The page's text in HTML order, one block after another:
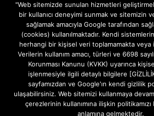
Gizlilik ve Çerezler (Cookies) Politikası
Hakkımızda
İletişim Kanalları
MODEM KURULUM
TEKNİK DESTEK
TELEVİZYON SİSTEMLERİ
"Web sitemizde sunulan hizmetleri
bir kullanıcı deneyimi sunmak ve sitemizin
sağlamak amacıyla Google tarafından
(cookies) kullanılmaktadır. Kendi
herhangi bir kişisel veri toplamamakta veya
Verilerin kullanım amacı, türleri ve 6698
Korunması Kanunu (KVKK) uyarınca
işlenmesiyle ilgili detaylı bilgilere
sayfamızdan ve Google'ın kendi gizlilik
ulaşabilirsiniz. Web sitemizi kullanmaya
çerezlerinin kullanımına ilişkin
anlamına gelmektedir.